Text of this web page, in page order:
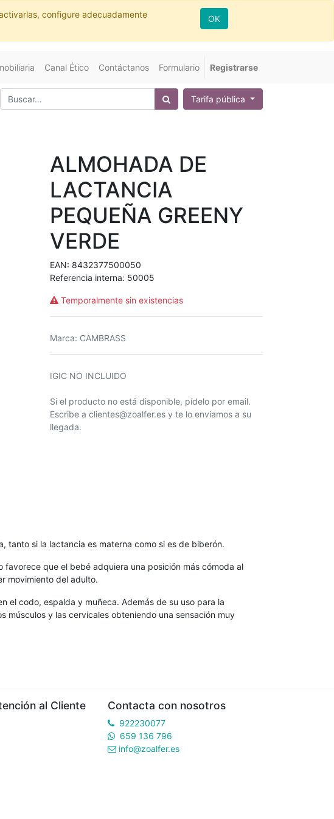
configure adecuadamente
OK
Canal Ético Contáctanos Formulario Registrarse
Tarifa pública
ALMOHADA DE
LACTANCIA
PEQUEÑA GREENY
VERDE
EAN: 8432377500050
Referencia interna: 50005
Temporalmente sin existencias
Marca: CAMBRASS
IGIC NO INCLUIDO
Si el producto no está disponible, pídelo por email.
Escribe a clientes@zoalfer.es y te lo enviamos a su
llegada.
tanto si la lactancia es materna como si es de biberón.
que el bebé adquiera una posición más cómoda al
movimiento del adulto.
el codo, espalda y muñeca. Además de su uso para la
músculos y las cervicales obteniendo una sensación muy
al Cliente Contacta con nosotros
922230077
659 136 796
info@zoalfer.es